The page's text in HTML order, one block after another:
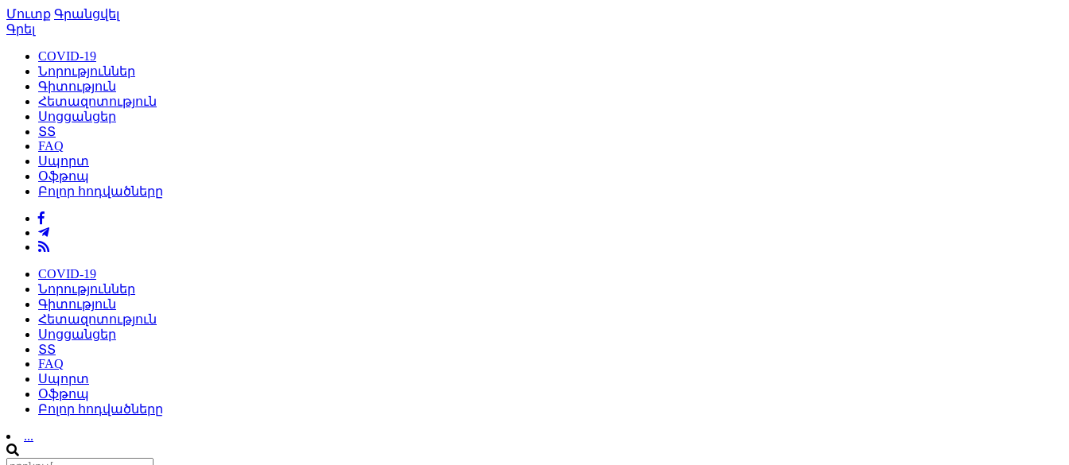
Մուտք Գրանցվել
Գրել
COVID-19
Նորություններ
Գիտություն
Հետազոտություն
Սոցցանցեր
ՏՏ
FAQ
Սպորտ
Օֆթոպ
Բոլոր հոդվածները
COVID-19
Նորություններ
Գիտություն
Հետազոտություն
Սոցցանցեր
ՏՏ
FAQ
Սպորտ
Օֆթոպ
Բոլոր հոդվածները
...